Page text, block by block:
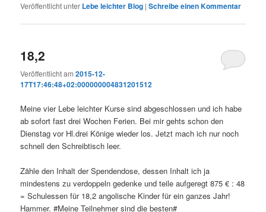
Veröffentlicht unter Lebe leichter Blog |Schreibe einen Kommentar
18,2
Veröffentlicht am2015-12-
17T17:46:48+02:000000004831201512
Meine vier Lebe leichter Kurse sind abgeschlossen und ich habe
ab sofort fast drei Wochen Ferien. Bei mir gehts schon den
Dienstag vor Hl.drei Könige wieder los. Jetzt mach ich nur noch
schnell den Schreibtisch leer.
Zähle den Inhalt der Spendendose, dessen Inhalt ich ja
mindestens zu verdoppeln gedenke und teile aufgeregt 875 € : 48
= Schulessen für 18,2 angolische Kinder für ein ganzes Jahr!
Hammer. #Meine Teilnehmer sind die besten#